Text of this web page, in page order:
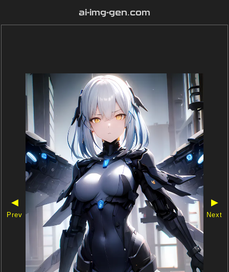
ai-img-gen.com
◀
Prev
▶
Next